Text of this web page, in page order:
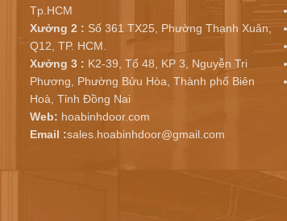
Tp.HCM
Xưởng 2 : Số 361 TX25, Phường Thạnh Xuân,
Q12, TP. HCM.
Xưởng 3 : K2-39, Tổ 48, KP 3, Nguyễn Tri
Phương, Phường Bửu Hòa, Thành phố Biên
Hoà, Tỉnh Đồng Nai
Web: hoabinhdoor.com
Email :sales.hoabinhdoor@gmail.com